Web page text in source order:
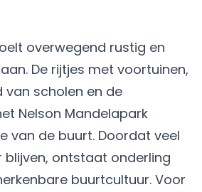
overwegend rustig en
De rijtjes met voortuinen,
van scholen en de
Nelson Mandelapark
van de buurt. Doordat veel
blijven, ontstaat onderling
buurtcultuur. Voor